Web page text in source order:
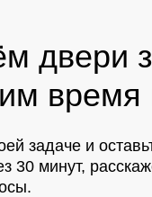
задаче и
30 минут,
двери
время